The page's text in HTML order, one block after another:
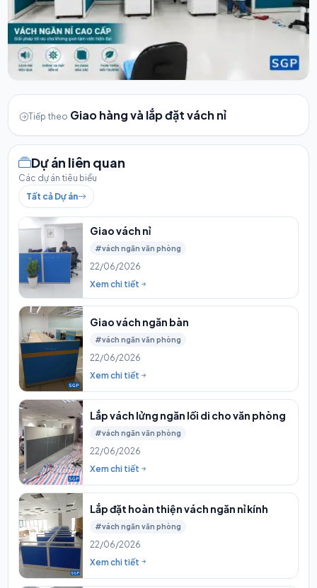
Tiếp theo Giao hàng và lắp đặt vách nỉ
Dự án liên quan
Các dự án tiêu biểu
Tất cả Dự án
Giao vách nỉ
#vách ngăn văn phòng
22/06/2026
Xem chi tiết
Giao vách ngăn bàn
#vách ngăn văn phòng
22/06/2026
Xem chi tiết
Lắp vách lửng ngăn lối di cho văn phòng
#vách ngăn văn phòng
22/06/2026
Xem chi tiết
Lắp đặt hoàn thiện vách ngăn nỉ kính
#vách ngăn văn phòng
22/06/2026
Xem chi tiết